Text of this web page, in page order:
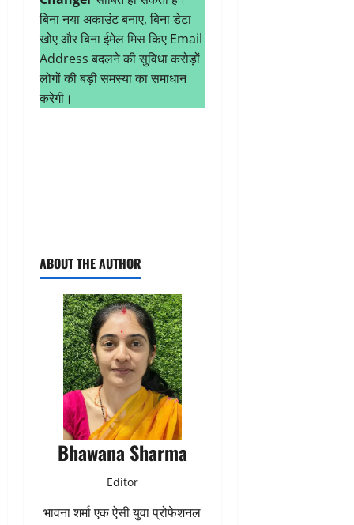
बिना नया अकाउंट बनाए, बिना डेटा
खोए और बिना ईमेल मिस किए Email
Address बदलने की सुविधा करोड़ों
लोगों की बड़ी समस्या का समाधान
करेगी।
ABOUT THE AUTHOR
Bhawana Sharma
Editor
भावना शर्मा एक ऐसी युवा प्रोफेशनल